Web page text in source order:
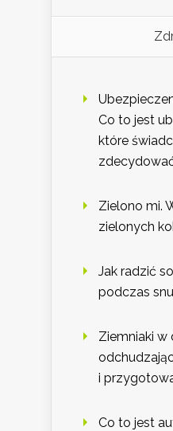
Co to jest
które
Zielono mi.
zielonych
Jak radzić
podczas
Ziemniaki w
i
Co to jest